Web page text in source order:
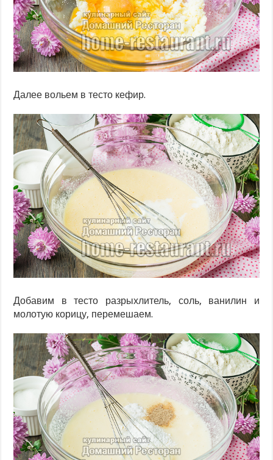
Далее вольем в тесто кефир.
Добавим в тесто разрыхлитель, соль, ванилин и
молотую корицу, перемешаем.